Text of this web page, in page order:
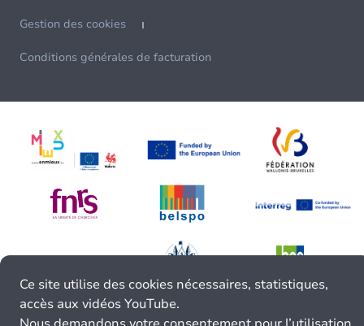
Gestion des cookies
Conditions générales de facturation
Ce site utilise des cookies nécessaires, statistiques,
accès aux vidéos YouTube.